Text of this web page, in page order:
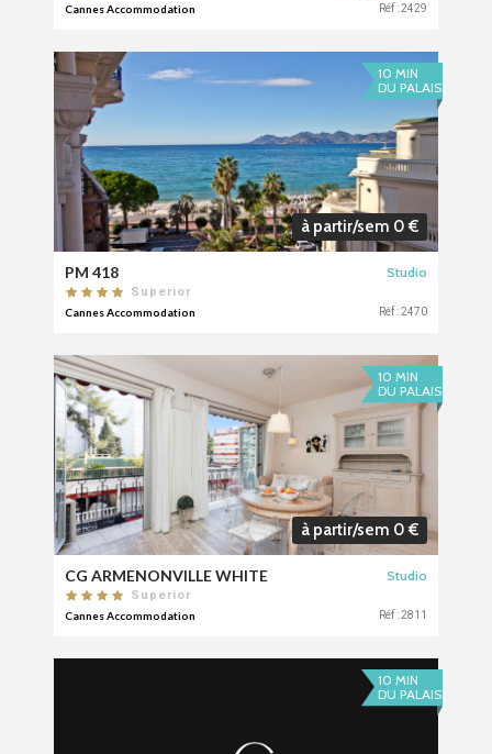
Cannes Accommodation Réf : 2429
10 MIN
DU PALAIS
à partir/sem 0 €
PM 418 Studio
Superior
Cannes Accommodation Réf : 2470
10 MIN
DU PALAIS
à partir/sem 0 €
CG ARMENONVILLE WHITE Studio
Superior
Cannes Accommodation Réf : 2811
10 MIN
DU PALAIS